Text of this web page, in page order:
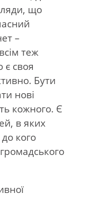
що
–
теж
є своя
Бути
нові
кожного. Є
в яких
кого